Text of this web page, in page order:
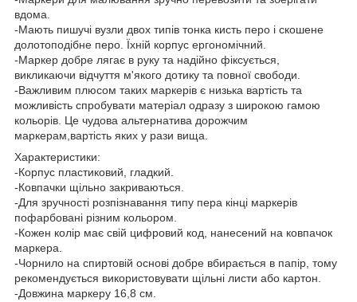
вдома.
-Мають пишучі вузли двох типів тонка кисть перо і скошене
долотоподібне перо. Їхній корпус ергономічний.
-Маркер добре лягає в руку та надійно фіксується,
викликаючи відчуття м'якого дотику та повної свободи.
-Важливим плюсом таких маркерів є низька вартість та
можливість спробувати матеріал одразу з широкою гамою
кольорів. Це чудова альтернатива дорожчим
маркерам,вартість яких у рази вища.
Характеристики:
-Корпус пластиковий, гладкий.
-Ковпачки щільно закриваються.
-Для зручності розпізнавання типу пера кінці маркерів
пофарбовані різним кольором.
-Кожен колір має свій цифровий код, нанесений на ковпачок
маркера.
-Чорнило на спиртовій основі добре вбирається в папір, тому
рекомендується використовувати щільні листи або картон.
-Довжина маркеру 16,8 см.